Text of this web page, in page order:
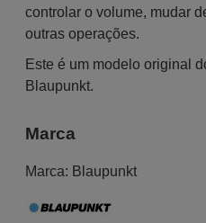
controlar o volume, mudar
outras operações.
Este é um modelo original
Blaupunkt.
Marca
Marca: Blaupunkt